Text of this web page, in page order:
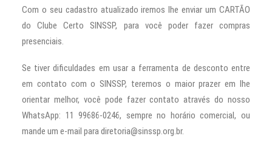
Com o seu cadastro atualizado iremos lhe enviar um CARTÃO
do Clube Certo SINSSP, para você poder fazer compras
presenciais.
Se tiver dificuldades em usar a ferramenta de desconto entre
em contato com o SINSSP, teremos o maior prazer em lhe
orientar melhor, você pode fazer contato através do nosso
WhatsApp: 11 99686-0246, sempre no horário comercial, ou
mande um e-mail para diretoria@sinssp.org.br.